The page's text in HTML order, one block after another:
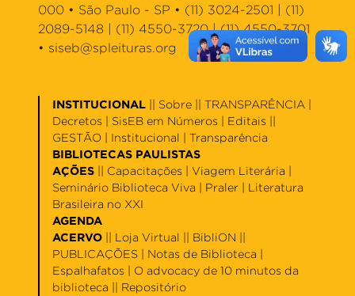
000 • São Paulo - SP • (11) 3024-2501 | (11)
2089-5148 | (11) 4550-3720 | (11) 4550-3701
• siseb@spleituras.org
INSTITUCIONAL Sobre || TRANSPARÊNCIA |
Decretos
SisEB em Números Editais
GESTÃO | Institucional
Transparência
BIBLIOTECAS PAULISTAS
AÇÕES
Capacitações Viagem Literária
Seminário Biblioteca Viva
Praler
Literatura
Brasileira no XXI
AGENDA
ACERVO
Loja Virtual BibliON
PUBLICAÇÕES | Notas de Biblioteca
Espalhafatos
O advocacy de 10 minutos da
biblioteca
Repositório